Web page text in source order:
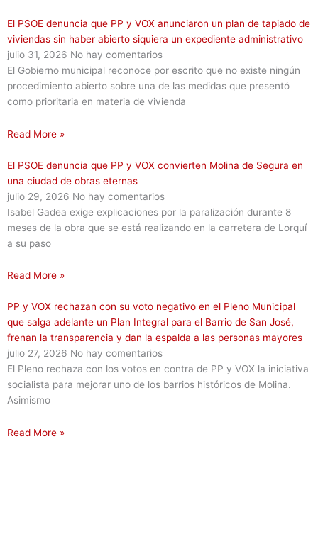
El PSOE denuncia que PP y VOX anunciaron un plan de tapiado de
viviendas sin haber abierto siquiera un expediente administrativo
julio 31, 2026 No hay comentarios
El Gobierno municipal reconoce por escrito que no existe ningún
procedimiento abierto sobre una de las medidas que presentó
como prioritaria en materia de vivienda
Read More »
El PSOE denuncia que PP y VOX convierten Molina de Segura en
una ciudad de obras eternas
julio 29, 2026 No hay comentarios
Isabel Gadea exige explicaciones por la paralización durante 8
meses de la obra que se está realizando en la carretera de Lorquí
a su paso
Read More »
PP y VOX rechazan con su voto negativo en el Pleno Municipal
que salga adelante un Plan Integral para el Barrio de San José,
frenan la transparencia y dan la espalda a las personas mayores
julio 27, 2026 No hay comentarios
El Pleno rechaza con los votos en contra de PP y VOX la iniciativa
socialista para mejorar uno de los barrios históricos de Molina.
Asimismo
Read More »